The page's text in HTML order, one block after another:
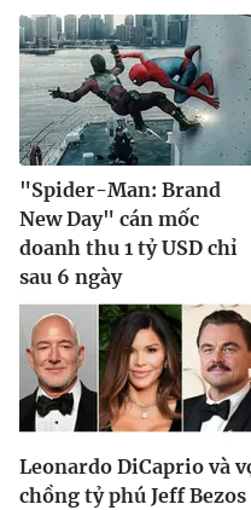
"Spider-Man: Brand
New Day" cán mốc
doanh thu 1 tỷ USD chỉ
sau 6 ngày
Leonardo DiCaprio và
chồng tỷ phú Jeff Bezos